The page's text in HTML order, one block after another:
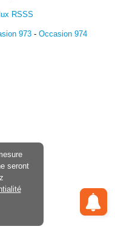
RSSS
973 - Occasion 974
seront